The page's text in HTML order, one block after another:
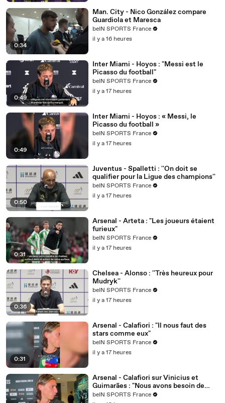
0:34
Man. City - Nico González compare
Guardiola et Maresca
beIN SPORTS France
il y a 16 heures
0:49
Inter Miami - Hoyos : "Messi est le
Picasso du football"
beIN SPORTS France
il y a 17 heures
0:49
Inter Miami - Hoyos : « Messi, le
Picasso du football »
beIN SPORTS France
il y a 17 heures
0:50
Juventus - Spalletti : ''On doit se
qualifier pour la Ligue des champions''
beIN SPORTS France
il y a 17 heures
0:31
Arsenal - Arteta : "Les joueurs étaient
furieux"
beIN SPORTS France
il y a 17 heures
0:36
Chelsea - Alonso : ''Très heureux pour
Mudryk''
beIN SPORTS France
il y a 17 heures
0:31
Arsenal - Calafiori : "Il nous faut des
stars comme eux"
beIN SPORTS France
il y a 17 heures
Arsenal - Calafiori sur Vinicius et
Guimarães : "Nous avons besoin de
joueurs comme eux"
beIN SPORTS France